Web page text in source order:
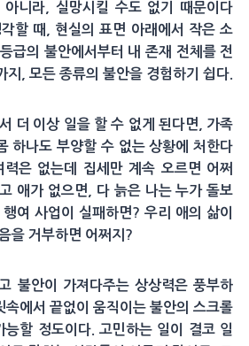
니라, 실망시킬 수도 없기 때문이다
할 때, 현실의 표면 아래에서 작은 소
급의 불안에서부터 내 존재 전체를 전
지, 모든 종류의 불안을 경험하기 쉽다.
더 이상 일을 할 수 없게 된다면, 가족
하나도 부양할 수 없는 상황에 처한다
은 없는데 집세만 계속 오르면 어쩌
애가 없으면, 다 늙은 나는 누가 돌보
여 사업이 실패하면? 우리 애의 삶이
을 거부하면 어쩌지?
불안이 가져다주는 상상력은 풍부하
속에서 끝없이 움직이는 불안의 스크롤
할 정도이다. 고민하는 일이 결코 일